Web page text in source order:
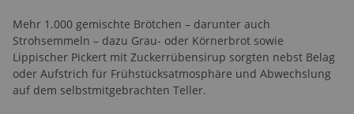
Mehr 1.000 gemischte Brötchen – darunter auch
Strohsemmeln – dazu Grau- oder Körnerbrot sowie
Lippischer Pickert mit Zuckerrübensirup sorgten nebst Belag
oder Aufstrich für Frühstücksatmosphäre und Abwechslung
auf dem selbstmitgebrachten Teller.